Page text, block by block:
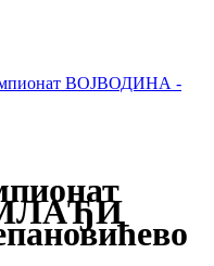
ВОЈВОДИНА -